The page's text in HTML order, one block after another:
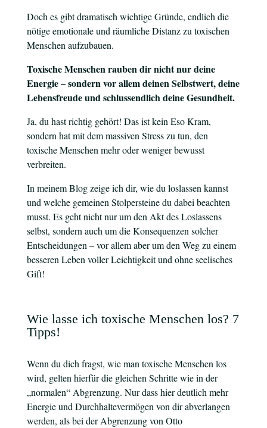
Doch es gibt dramatisch wichtige Gründe, endlich die
nötige emotionale und räumliche Distanz zu toxischen
Menschen aufzubauen.
Toxische Menschen rauben dir nicht nur deine
Energie – sondern vor allem deinen Selbstwert, deine
Lebensfreude und schlussendlich deine Gesundheit.
Ja, du hast richtig gehört! Das ist kein Eso Kram,
sondern hat mit dem massiven Stress zu tun, den
toxische Menschen mehr oder weniger bewusst
verbreiten.
In meinem Blog zeige ich dir, wie du loslassen kannst
und welche gemeinen Stolpersteine du dabei beachten
musst. Es geht nicht nur um den Akt des Loslassens
selbst, sondern auch um die Konsequenzen solcher
Entscheidungen – vor allem aber um den Weg zu einem
besseren Leben voller Leichtigkeit und ohne seelisches
Gift!
Wie lasse ich toxische Menschen los? 7
Tipps!
Wenn du dich fragst, wie man toxische Menschen los
wird, gelten hierfür die gleichen Schritte wie in der
„normalen“ Abgrenzung. Nur dass hier deutlich mehr
Energie und Durchhaltevermögen von dir abverlangen
werden, als bei der Abgrenzung von Otto